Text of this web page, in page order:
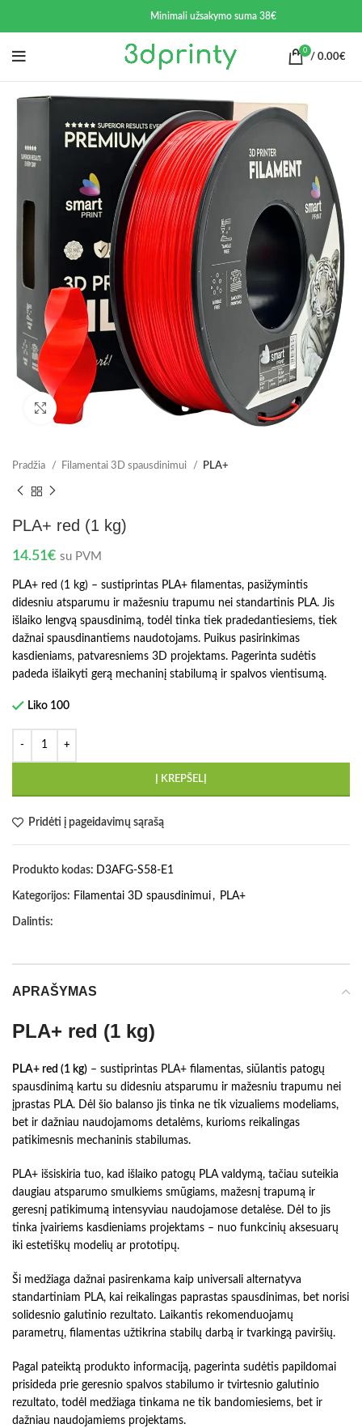
Minimali užsakymo suma 38€
0
/ 0.00€
Spustelėkite norėdami padidinti
Pradžia Filamentai 3D spausdinimui PLA+
PLA+ red (1 kg)
14.51€ su PVM
PLA+ red (1 kg) – sustiprintas PLA+ filamentas, pasižymintis
didesniu atsparumu ir mažesniu trapumu nei standartinis PLA. Jis
išlaiko lengvą spausdinimą, todėl tinka tiek pradedantiesiems, tiek
dažnai spausdinantiems naudotojams. Puikus pasirinkimas
kasdieniams, patvaresniems 3D projektams. Pagerinta sudėtis
padeda išlaikyti gerą mechaninį stabilumą ir spalvos vientisumą.
Liko 100
Į KREPŠELĮ
Pridėti į pageidavimų sąrašą
Produkto kodas: D3AFG-S58-E1
Kategorijos: Filamentai 3D spausdinimui, PLA+
Dalintis:
APRAŠYMAS
PLA+ red (1 kg)
PLA+ red (1 kg) – sustiprintas PLA+ filamentas, siūlantis patogų
spausdinimą kartu su didesniu atsparumu ir mažesniu trapumu nei
įprastas PLA. Dėl šio balanso jis tinka ne tik vizualiems modeliams,
bet ir dažniau naudojamoms detalėms, kurioms reikalingas
patikimesnis mechaninis stabilumas.
PLA+ išsiskiria tuo, kad išlaiko patogų PLA valdymą, tačiau suteikia
daugiau atsparumo smulkiems smūgiams, mažesnį trapumą ir
geresnį patikimumą intensyviau naudojamose detalėse. Dėl to jis
tinka įvairiems kasdieniams projektams – nuo funkcinių aksesuarų
iki estetiškų modelių ar prototipų.
Ši medžiaga dažnai pasirenkama kaip universali alternatyva
standartiniam PLA, kai reikalingas paprastas spausdinimas, bet norisi
solidesnio galutinio rezultato. Laikantis rekomenduojamų
parametrų, filamentas užtikrina stabilų darbą ir tvarkingą paviršių.
Pagal pateiktą produkto informaciją, pagerinta sudėtis papildomai
prisideda prie geresnio spalvos stabilumo ir tvirtesnio galutinio
rezultato, todėl medžiaga tinkama ne tik bandomiesiems, bet ir
dažniau naudojamiems projektams.